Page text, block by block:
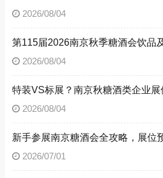
2026/08/04
2026/08/04
特装VS标展？南京秋糖酒类企业
2026/08/04
新手参展南京糖酒会全攻略，展位
2026/07/01